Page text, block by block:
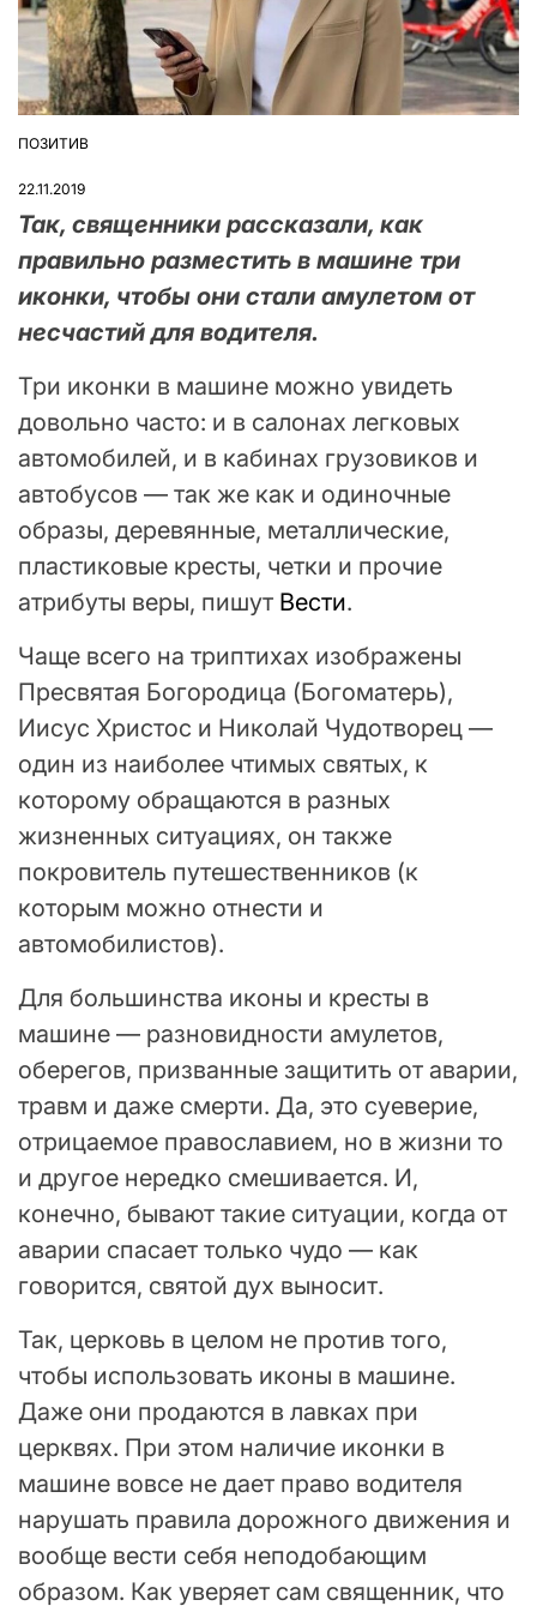
ОПУБЛІКУВАТИ
ПОЗИТИВ
22.11.2019
Так, священники рассказали, как
правильно разместить в машине три
иконки, чтобы они стали амулетом от
несчастий для водителя.
Три иконки в машине можно увидеть
довольно часто: и в салонах легковых
автомобилей, и в кабинах грузовиков и
автобусов — так же как и одиночные
образы, деревянные, металлические,
пластиковые кресты, четки и прочие
атрибуты веры, пишут Вести.
Чаще всего на триптихах изображены
Пресвятая Богородица (Богоматерь),
Иисус Христос и Николай Чудотворец —
один из наиболее чтимых святых, к
которому обращаются в разных
жизненных ситуациях, он также
покровитель путешественников (к
которым можно отнести и
автомобилистов).
Для большинства иконы и кресты в
машине — разновидности амулетов,
оберегов, призванные защитить от аварии,
травм и даже смерти. Да, это суеверие,
отрицаемое православием, но в жизни то
и другое нередко смешивается. И,
конечно, бывают такие ситуации, когда от
аварии спасает только чудо — как
говорится, святой дух выносит.
Так, церковь в целом не против того,
чтобы использовать иконы в машине.
Даже они продаются в лавках при
церквях. При этом наличие иконки в
машине вовсе не дает право водителя
нарушать правила дорожного движения и
вообще вести себя неподобающим
образом. Как уверяет сам священник, что